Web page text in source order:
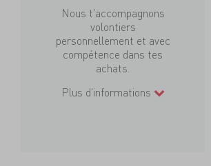
Nous t'accompagnons
volontiers
personnellement et avec
compétence dans tes
achats.
Plus d'informations